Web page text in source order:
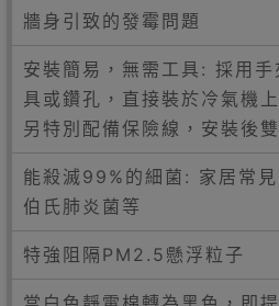
牆身引致的發霉問題
安裝簡易，無需工具: 採用
具或鑽孔，直接裝於冷氣機
另特別配備保險線，安裝後
能殺滅99%的細菌: 家居常
伯氏肺炎菌等
特強阻隔PM2.5懸浮粒子